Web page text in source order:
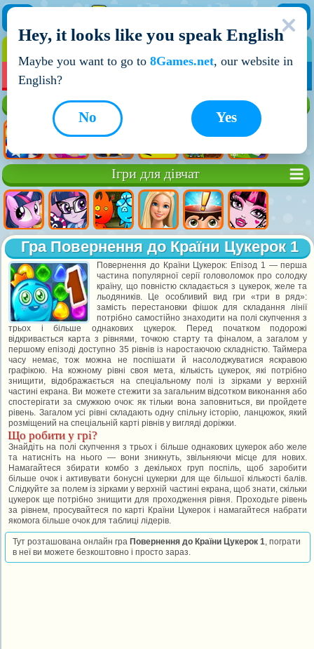
НОВІ ІГРИ
Ігри для дівчат
Гра Повернення до Країни Цукерок 1
Повернення до Країни Цукерок: Епізод 1 — перша
частина популярної серії головоломок про солодку
країну, що повністю складається з цукерок, желе та
льодяників. Це особливий вид гри «три в ряд»:
замість перестановки фішок для складання лінії
потрібно самостійно знаходити на полі скупчення з
трьох і більше однакових цукерок. Перед початком подорожі
відкривається карта з рівнями, точкою старту та фіналом, а загалом у
першому епізоді доступно 35 рівнів із наростаючою складністю. Таймера
часу немає, тож можна не поспішати й насолоджуватися яскравою
графікою. На кожному рівні своя мета, кількість цукерок, які потрібно
знищити, відображається на спеціальному полі із зірками у верхній
частині екрана. Ви можете стежити за загальним відсотком виконання або
спостерігати за смужкою очок: як тільки вона заповниться, ви пройдете
рівень. Загалом усі рівні складають одну спільну історію, ланцюжок, який
розміщений на спеціальній карті рівнів у вигляді доріжки.
Що робити у грі?
Знайдіть на полі скупчення з трьох і більше однакових цукерок або желе
та натисніть на нього — вони зникнуть, звільняючи місце для нових.
Намагайтеся збирати комбо з декількох груп поспіль, щоб заробити
більше очок і активувати бонусні цукерки для ще більшої кількості балів.
Слідкуйте за полем із зірками у верхній частині екрана, щоб знати, скільки
цукерок ще потрібно знищити для проходження рівня. Проходьте рівень
за рівнем, просувайтеся по карті Країни Цукерок і намагайтеся набрати
якомога більше очок для таблиці лідерів.
Тут розташована онлайн гра Повернення до Країни Цукерок 1, пограти
в неї ви можете безкоштовно і просто зараз.
Hey, it looks like you speak English
Maybe you want to go to 8Games.net, our website in
English?
Yes
No